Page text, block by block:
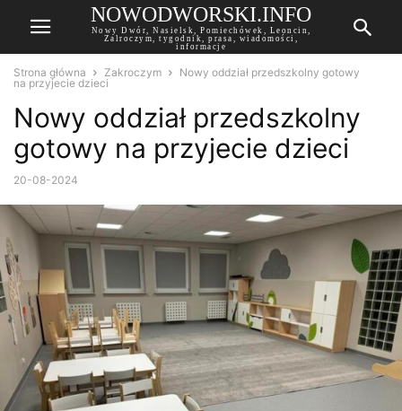
NOWODWORSKI.INFO
Nowy Dwór, Nasielsk, Pomiechówek, Leoncin,
Zalroczym, tygodnik, prasa, wiadomości,
informacje
Strona główna Zakroczym
Nowy oddział przedszkolny gotowy
na przyjecie dzieci
Nowy oddział przedszkolny
gotowy na przyjecie dzieci
20-08-2024